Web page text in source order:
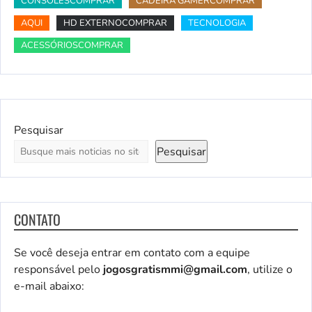
AQUI
HD EXTERNOCOMPRAR
TECNOLOGIA
ACESSÓRIOSCOMPRAR
Pesquisar
Pesquisar
CONTATO
Se você deseja entrar em contato com a equipe
responsável pelojogosgratismmi@gmail.com, utilize o
e-mail abaixo: